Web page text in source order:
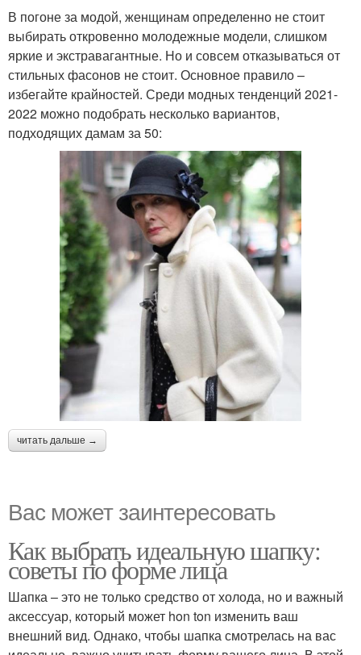
В погоне за модой, женщинам определенно не стоит
выбирать откровенно молодежные модели, слишком
яркие и экстравагантные. Но и совсем отказываться от
стильных фасонов не стоит. Основное правило –
избегайте крайностей. Среди модных тенденций 2021-
2022 можно подобрать несколько вариантов,
подходящих дамам за 50:
читать дальше →
Вас может заинтересовать
Как выбрать идеальную шапку:
советы по форме лица
Шапка – это не только средство от холода, но и важный
аксессуар, который может hon ton изменить ваш
внешний вид. Однако, чтобы шапка смотрелась на вас